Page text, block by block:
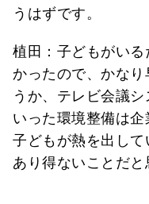
うはずです。
植田：子どもがい
かったので、かなり
うか、テレビ会議
いった環境整備は企
子どもが熱を出して
あり得ないことだと